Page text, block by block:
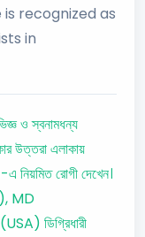
is recognized as
in
ও স্বনামধন্য
উত্তরা এলাকায়
এ নিয়মিত রোগী দেখেন।
MD
ডিগ্রিধারী